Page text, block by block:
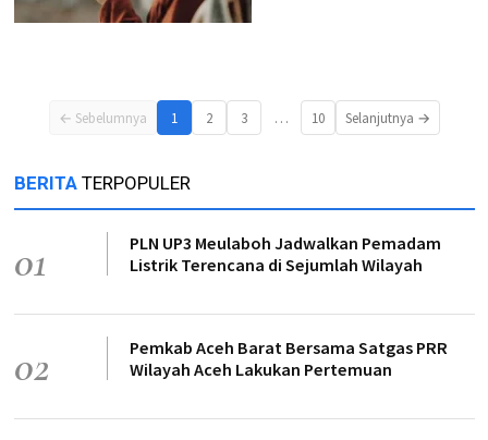
← Sebelumnya 1 2 3 … 10 Selanjutnya →
BERITA TERPOPULER
01
PLN UP3 Meulaboh Jadwalkan Pemadam
Listrik Terencana di Sejumlah Wilayah
02
Pemkab Aceh Barat Bersama Satgas PRR
Wilayah Aceh Lakukan Pertemuan